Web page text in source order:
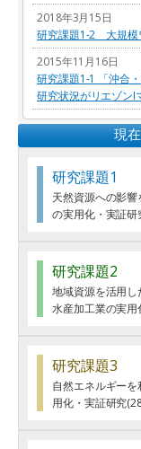
2018年3月15日
研究課題1-2 大規模
2015年11月16日
研究課題1-1 「沖合
研究状況がリエゾンI
現
研究課題1
天然資源への影
の実用化・実証研
研究課題2
地域資源を活用し
水産加工業の実
研究課題3
自然エネルギー
用化・実証研究